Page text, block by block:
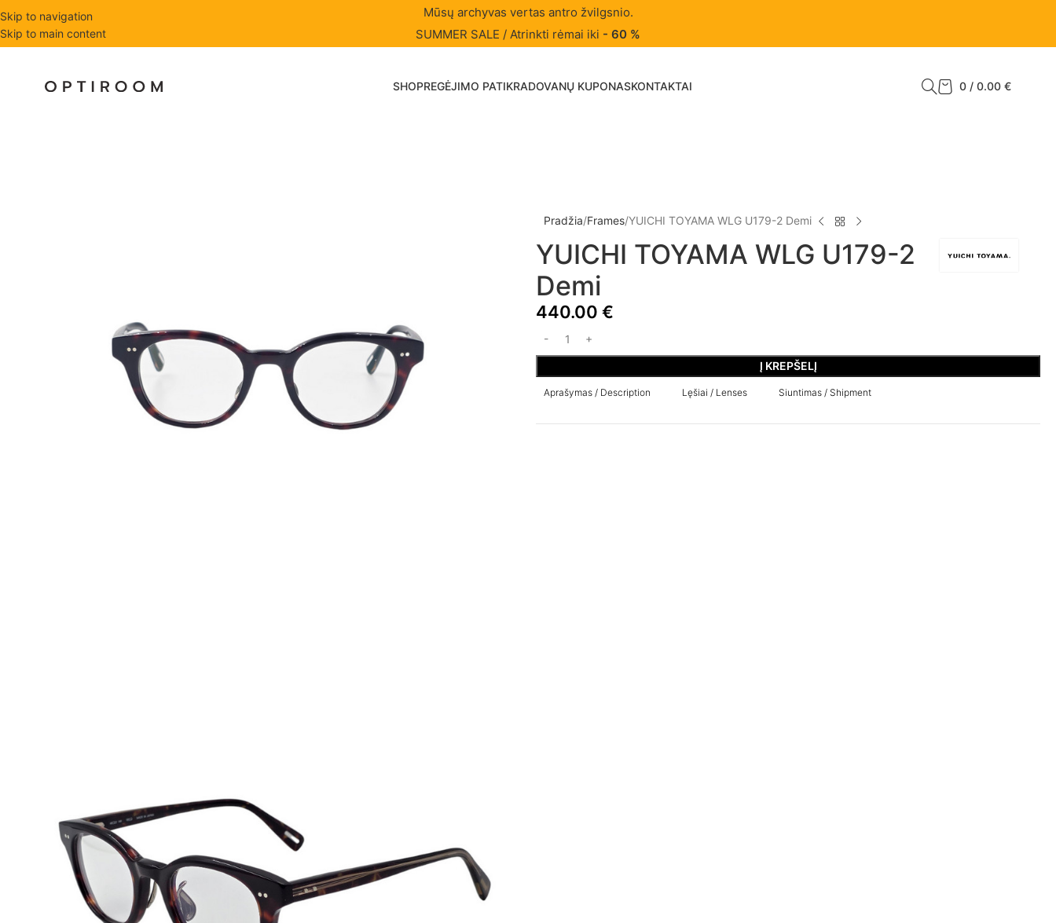
Skip to navigation
Skip to main content
Mūsų archyvas vertas antro žvilgsnio.
SUMMER SALE / Atrinkti rėmai iki - 60 %
SHOPREGĖJIMO PATIKRADOVANŲ KUPONASKONTAKTAI 0 / 0.00 €
Pradžia Frames YUICHI TOYAMA WLG U179-2 Demi
YUICHI TOYAMA WLG U179-2
Demi
440.00 €
Į KREPŠELĮ
Aprašymas / Description Lęšiai / Lenses Siuntimas / Shipment